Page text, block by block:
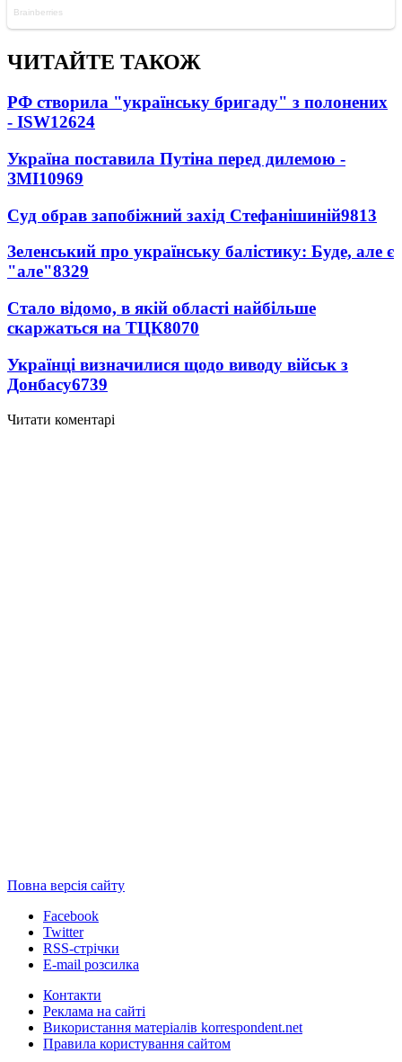
ЧИТАЙТЕ ТАКОЖ
РФ створила "українську бригаду" з полонених
- ISW12624
Україна поставила Путіна перед дилемою -
ЗМІ10969
Суд обрав запобіжний захід Стефанішиній9813
Зеленський про українську балістику: Буде, але є
"але"8329
Стало відомо, в якій області найбільше
скаржаться на ТЦК8070
Українці визначилися щодо виводу військ з
Донбасу6739
Читати коментарі
Повна версія сайту
Facebook
Twitter
RSS-стрічки
E-mail розсилка
Контакти
Реклама на сайті
Використання матеріалів korrespondent.net
Правила користування сайтом